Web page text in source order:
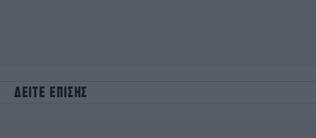
ΔΕΙΤΕ ΕΠΙΣΗΣ